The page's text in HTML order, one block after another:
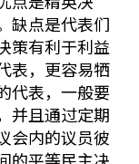
缺点是代表们
策有利于利益
表，更容易牺
代表，一般要
并且通过定期
会内的议员彼